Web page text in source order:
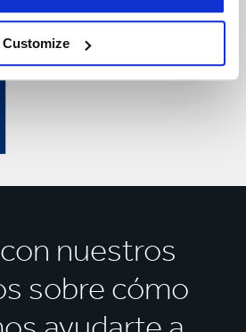
Customize
nuestros
sobre cómo